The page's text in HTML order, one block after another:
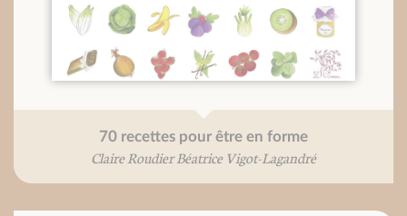
70 recettes pour être en forme
Claire Roudier Béatrice Vigot-Lagandré